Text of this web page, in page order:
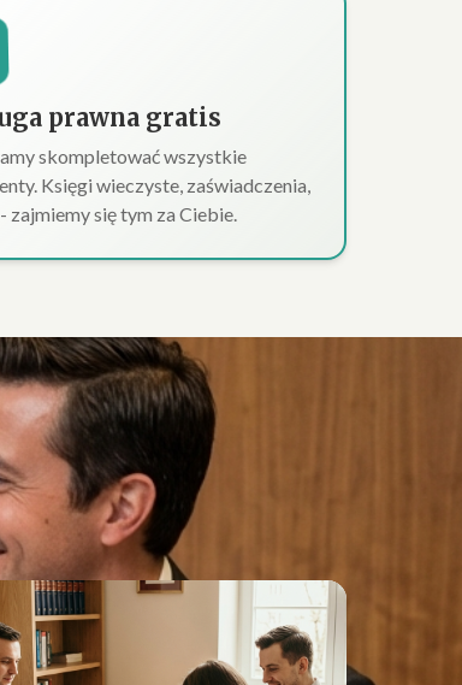
prawna gratis
skompletować wszystkie
Księgi wieczyste, zaświadczenia,
zajmiemy się tym za Ciebie.